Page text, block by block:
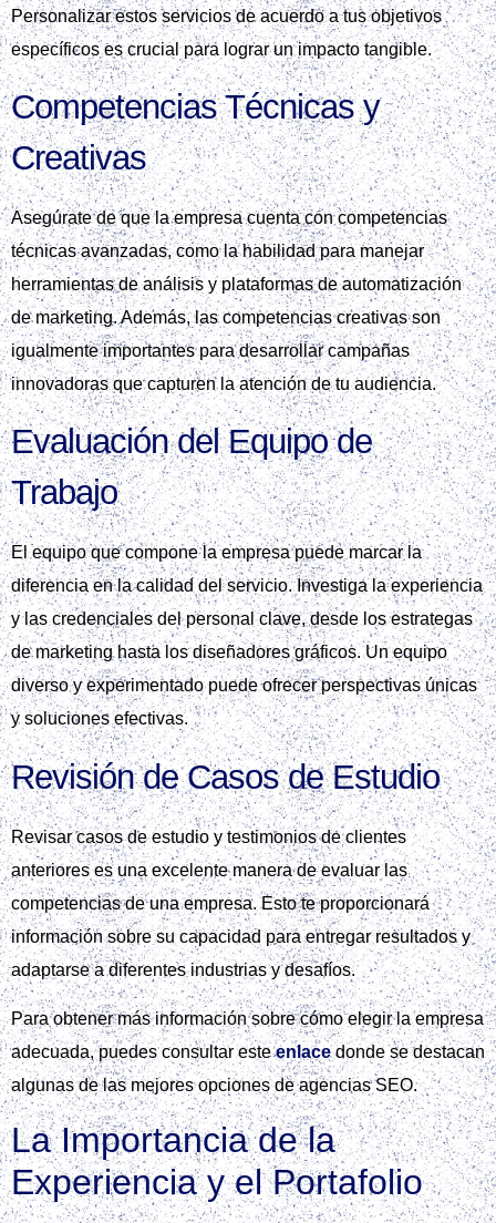
Personalizar estos servicios de acuerdo a tus objetivos
específicos es crucial para lograr un impacto tangible.
Competencias Técnicas y
Creativas
Asegúrate de que la empresa cuenta con competencias
técnicas avanzadas, como la habilidad para manejar
herramientas de análisis y plataformas de automatización
de marketing. Además, las competencias creativas son
igualmente importantes para desarrollar campañas
innovadoras que capturen la atención de tu audiencia.
Evaluación del Equipo de
Trabajo
El equipo que compone la empresa puede marcar la
diferencia en la calidad del servicio. Investiga la experiencia
y las credenciales del personal clave, desde los estrategas
de marketing hasta los diseñadores gráficos. Un equipo
diverso y experimentado puede ofrecer perspectivas únicas
y soluciones efectivas.
Revisión de Casos de Estudio
Revisar casos de estudio y testimonios de clientes
anteriores es una excelente manera de evaluar las
competencias de una empresa. Esto te proporcionará
información sobre su capacidad para entregar resultados y
adaptarse a diferentes industrias y desafíos.
Para obtener más información sobre cómo elegir la empresa
adecuada, puedes consultar esteenlacedonde se destacan
algunas de las mejores opciones de agencias SEO.
La Importancia de la
Experiencia y el Portafolio